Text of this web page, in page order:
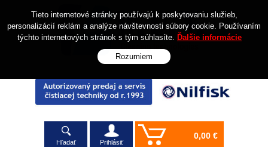
Hľadať Prihlásiť
0,00 €
Tieto internetové stránky používajú k poskytovaniu služieb,
personalizácií reklám a analýze návštevnosti súbory cookie. Používaním
týchto internetových stránok s tým súhlasíte. Ďalšie informácie
Rozumiem